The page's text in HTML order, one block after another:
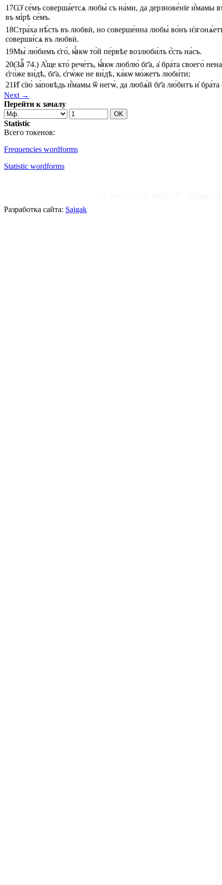
17Ѡ҆ се́мъ соверша́етсѧ любы̀ съ на́ми, да дерзнове́нїе и҆́мамы
въ мі́рѣ се́мъ.
18Стра́ха нѣ́сть въ любвѝ, но соверше́нна любы̀ во́нъ
соверши́сѧ въ любвѝ.
19Мы̀ лю́бимъ є҆го̀, ꙗ҆́кѡ то́й пе́рвѣе возлюби́лъ є҆́сть на́съ.
20(Заⷱ҇ 74.) А҆́ще кто̀ рече́тъ, ꙗ҆́кѡ люблю̀ бг҃а, а҆ бра́та своего̀
є҆го́же ви́дѣ, бг҃а, є҆гѡ́же не ви́дѣ, ка́кѡ мо́жетъ люби́ти;
21И҆ сїю̀ за́повѣдь и҆́мамы ѿ негѡ̀, да любѧ́й бг҃а лю́битъ и҆ бра́та
Next →
Перейти к зачалу
Statistic
Всего токенов:
Frequencies wordforms
Statistic wordforms
Разработка сайта: Sajgak